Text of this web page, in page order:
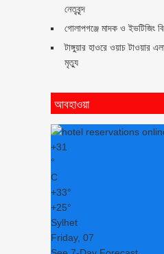
নেতৃবৃন্দ
গোলাপগঞ্জে মাদক ও ইভটিজিং
টাঙ্গুয়ার হাওরে ওয়াচ টাওয়ার
মৃত্যু
আবহাওয়া
+31
°
C
+33°
+25°
Sylhet
Friday, 07